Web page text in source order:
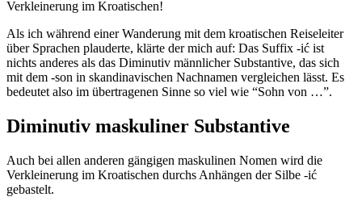
Verkleinerung im Kroatischen!
Als ich während einer Wanderung mit dem kroatischen Reiseleiter
über Sprachen plauderte, klärte der mich auf: Das Suffix -ić ist
nichts anderes als das Diminutiv männlicher Substantive, das sich
mit dem -son in skandinavischen Nachnamen vergleichen lässt. Es
bedeutet also im übertragenen Sinne so viel wie “Sohn von …”.
Diminutiv maskuliner Substantive
Auch bei allen anderen gängigen maskulinen Nomen wird die
Verkleinerung im Kroatischen durchs Anhängen der Silbe -ić
gebastelt.